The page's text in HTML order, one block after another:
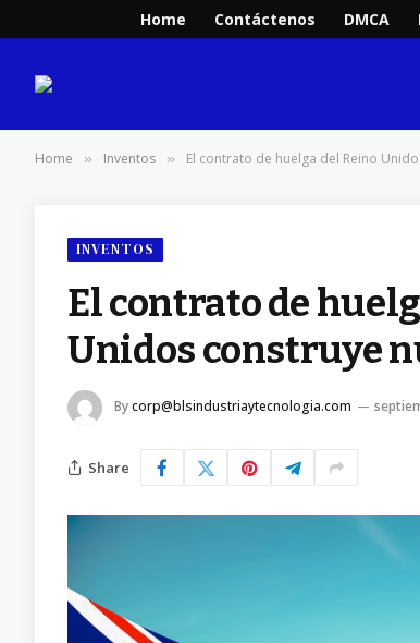
Home Contáctenos DMCA
Home » Inventos » El contrato de huelga del Reino
INVENTOS
El contrato de
Unidos construye
Bycorp@blsindustriaytecnologia.com
Share